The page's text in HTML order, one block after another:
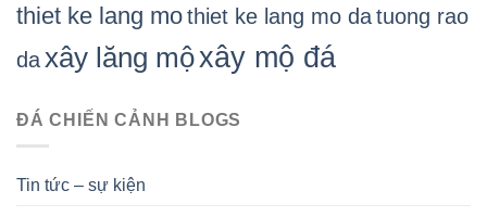
thiet ke lang mothiet ke lang mo datuong rao
daxây lăng mộxây mộ đá
ĐÁ CHIẾN CẢNH BLOGS
Tin tức – sự kiện